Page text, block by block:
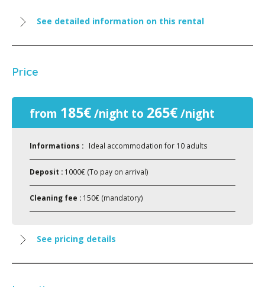
See detailed information on this rental
Price
from 185€/night to 265€/night
Informations : Ideal accommodation for 10 adults
Deposit : 1000€ (To pay on arrival)
Cleaning fee : 150€ (mandatory)
See pricing details